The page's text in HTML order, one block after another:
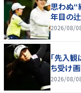
思わぬ“
年目の
2026/08/
「先入
ち受け
2026/08/